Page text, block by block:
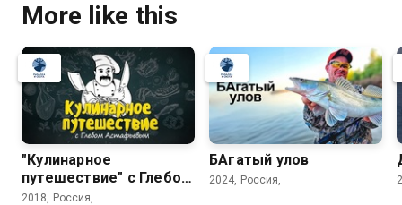
More like this
"Кулинарное
путешествие" с Глебом
Астафьевым
2018, Россия,
БАгатый улов
2024, Россия,